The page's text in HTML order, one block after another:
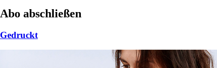
Abo abschließen
Gedruckt